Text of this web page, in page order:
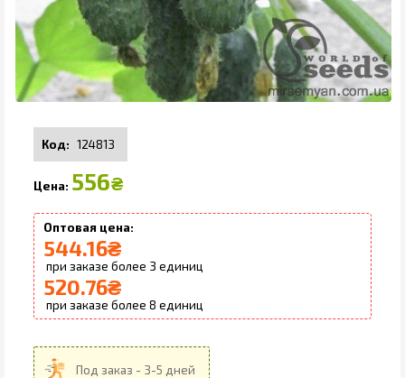
124813
556₴
544.16₴
3
520.76₴
8